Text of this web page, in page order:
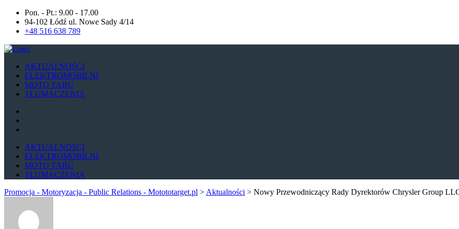
Pon. - Pt.: 9.00 - 17.00
94-102 Łódź ul. Nowe Sady 4/14
+48 516 638 789
AKTUALNOŚCI
ELEKTROMOBILNI
MOTO TABU
TŁUMACZENIA
AKTUALNOŚCI
ELEKTROMOBILNI
MOTO TABU
TŁUMACZENIA
Promocja - Motoryzacja - Public Relations - Motototarget.pl > Aktualności > Nowy Przewodniczący Rady Dyrektorów Chrysler Group